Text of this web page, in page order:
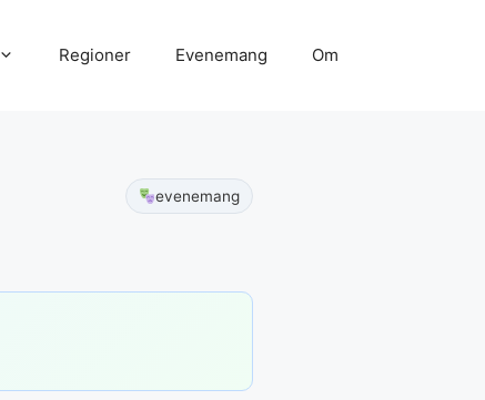
Regioner Evenemang Om
evenemang